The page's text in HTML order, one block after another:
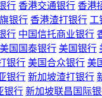
行 香港交通银行 香港
银行 香港渣打银行 工
行 中国信托商业银行
美国国泰银行 美国银行
银行 美国合众银行 美
银行 新加坡渣打银行
银行 新加坡联昌国际